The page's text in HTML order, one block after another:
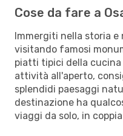
Cose da fare a
Immergiti nella storia e
visitando famosi
piatti tipici della cucina
attività all'aperto,
splendidi paesaggi
destinazione ha
viaggi da solo, in